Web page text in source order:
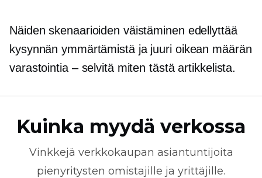
Näiden skenaarioiden väistäminen edellyttää
kysynnän ymmärtämistä ja juuri oikean määrän
varastointia – selvitä miten tästä artikkelista.
Kuinka myydä verkossa
Vinkkejä verkkokaupan asiantuntijoita
pienyritysten omistajille ja yrittäjille.